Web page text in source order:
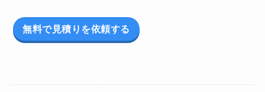
無料で見積りを依頼する